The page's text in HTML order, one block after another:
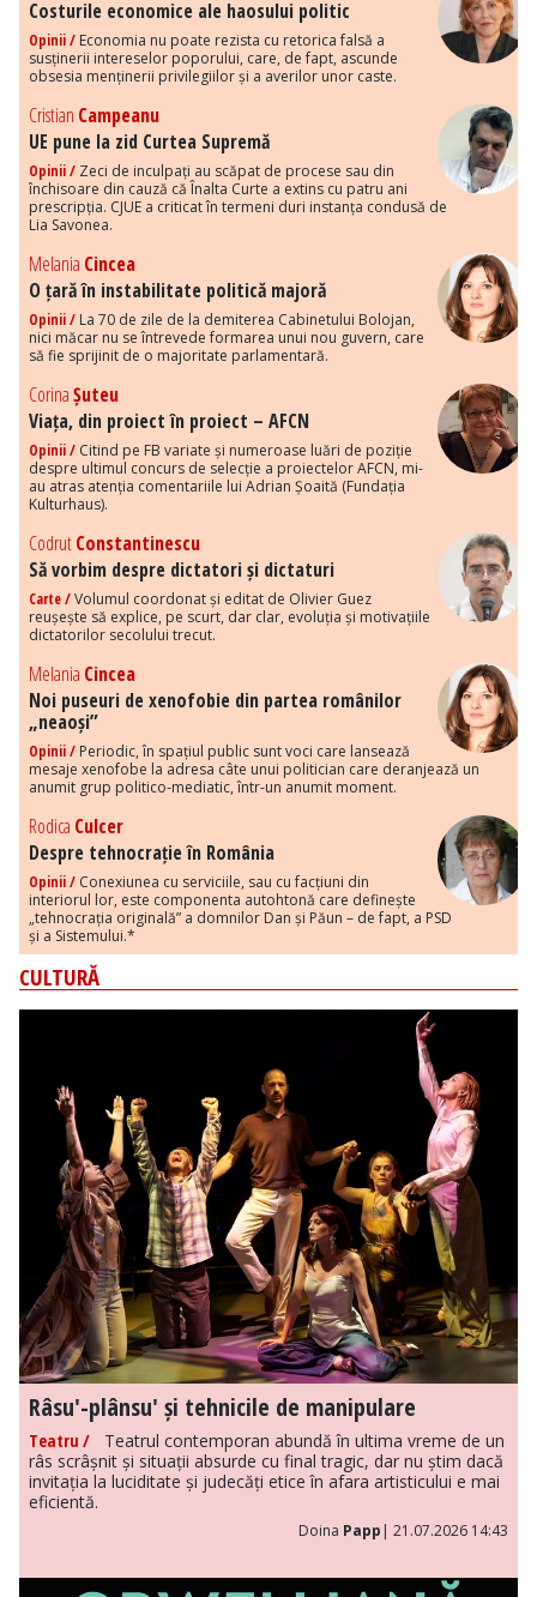
Costurile economice ale haosului politic
Opinii / Economia nu poate rezista cu retorica falsă a
susținerii intereselor poporului, care, de fapt, ascunde
obsesia menținerii privilegiilor și a averilor unor caste.
Cristian Campeanu
UE pune la zid Curtea Supremă
Opinii / Zeci de inculpați au scăpat de procese sau din
închisoare din cauză că Înalta Curte a extins cu patru ani
prescripția. CJUE a criticat în termeni duri instanța condusă de
Lia Savonea.
Melania Cincea
O țară în instabilitate politică majoră
Opinii / La 70 de zile de la demiterea Cabinetului Bolojan,
nici măcar nu se întrevede formarea unui nou guvern, care
să fie sprijinit de o majoritate parlamentară.
CorinaȘuteu
Viața, din proiect în proiect – AFCN
Opinii / Citind pe FB variate și numeroase luări de poziție
despre ultimul concurs de selecție a proiectelor AFCN, mi-
au atras atenția comentariile lui Adrian Șoaită (Fundația
Kulturhaus).
CodrutConstantinescu
Să vorbim despre dictatori și dictaturi
Carte /Volumul coordonat și editat de Olivier Guez
reușește să explice, pe scurt, dar clar, evoluția și motivațiile
dictatorilor secolului trecut.
Melania Cincea
Noi puseuri de xenofobie din partea românilor
„neaoși”
Opinii / Periodic, în spațiul public sunt voci care lansează
mesaje xenofobe la adresa câte unui politician care deranjează un
anumit grup politico-mediatic, într-un anumit moment.
Rodica Culcer
Despre tehnocrație în România
Opinii / Conexiunea cu serviciile, sau cu facțiuni din
interiorul lor, este componenta autohtonă care definește
„tehnocrația originală” a domnilor Dan și Păun – de fapt, a PSD
și a Sistemului.*
CULTURĂ
Râsu'-plânsu' și tehnicile de manipulare
Teatru / Teatrul contemporan abundă în ultima vreme de un
râs scrâșnit și situații absurde cu final tragic, dar nu știm dacă
invitația la luciditate și judecăți etice în afara artisticului e mai
eficientă.
Doina Papp | 21.07.2026 14:43